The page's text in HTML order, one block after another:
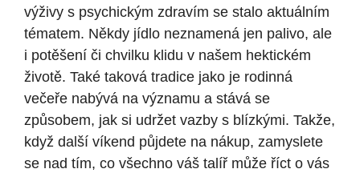
výživy s psychickým zdravím se stalo aktuálním
tématem. Někdy jídlo neznamená jen palivo, ale
i potěšení či chvilku klidu v našem hektickém
životě. Také taková tradice jako je rodinná
večeře nabývá na významu a stává se
způsobem, jak si udržet vazby s blízkými. Takže,
když další víkend půjdete na nákup, zamyslete
se nad tím, co všechno váš talíř může říct o vás